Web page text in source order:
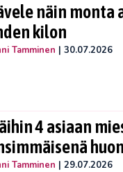
näin monta
kilon
Tamminen | 30.07.2026
4 asiaan
Tamminen | 29.07.2026